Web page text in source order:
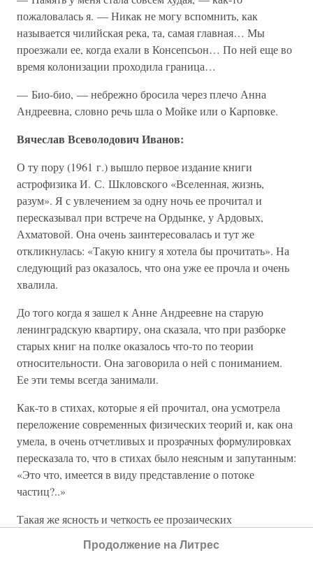
пожаловалась я. — Никак не могу вспомнить, как
называется чилийская река, та, самая главная… Мы
проезжали ее, когда ехали в Консепсьон… По ней еще во
время колонизации проходила граница…
— Био-био, — небрежно бросила через плечо Анна
Андреевна, словно речь шла о Мойке или о Карповке.
Вячеслав Всеволодович Иванов:
О ту пору (1961 г.) вышло первое издание книги
астрофизика И. С. Шкловского «Вселенная, жизнь,
разум». Я с увлечением за одну ночь ее прочитал и
пересказывал при встрече на Ордынке, у Ардовых,
Ахматовой. Она очень заинтересовалась и тут же
откликнулась: «Такую книгу я хотела бы прочитать». На
следующий раз оказалось, что она уже ее прочла и очень
хвалила.
До того когда я зашел к Анне Андреевне на старую
ленинградскую квартиру, она сказала, что при разборке
старых книг на полке оказалось что-то по теории
относительности. Она заговорила о ней с пониманием.
Ее эти темы всегда занимали.
Как-то в стихах, которые я ей прочитал, она усмотрела
переложение современных физических теорий и, как она
умела, в очень отчетливых и прозрачных формулировках
пересказала то, что в стихах было неясным и запутанным:
«Это что, имеется в виду представление о потоке
частиц?..»
Такая же ясность и четкость ее прозаических
открывалась еще несколько раз, причем (всякий раз) по
Продолжение на Литрес